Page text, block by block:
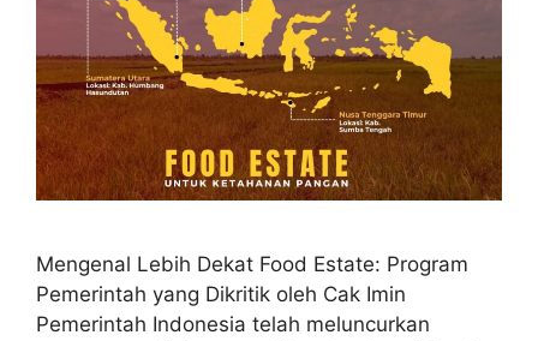
Mengenal Lebih Dekat Food Estate: Program
Pemerintah yang Dikritik oleh Cak Imin
Pemerintah Indonesia telah meluncurkan